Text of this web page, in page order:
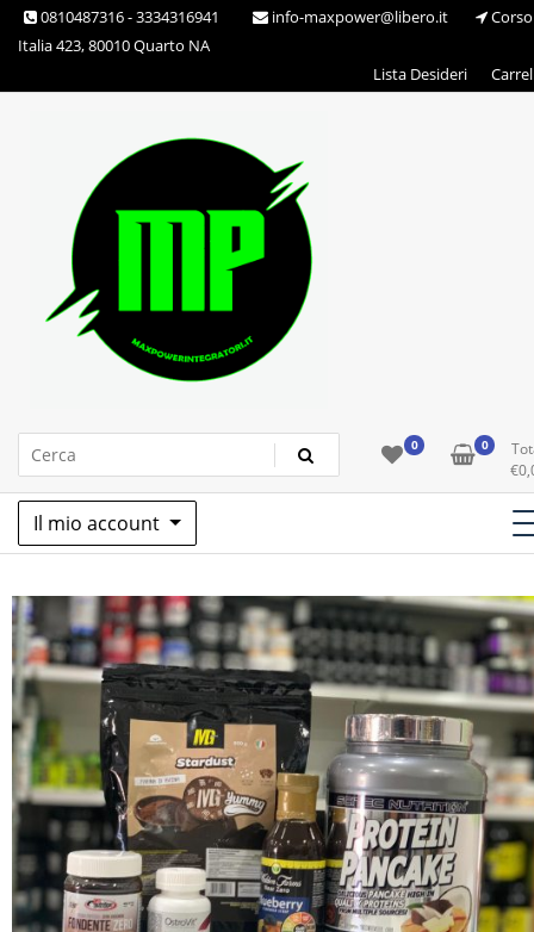
Skip 0810487316 - 3334316941 info-maxpower@libero.it
Corso
Italia 423, 80010 Quarto NA
Lista Desideri
Max Power Integratori 0 0
€
Il mio account